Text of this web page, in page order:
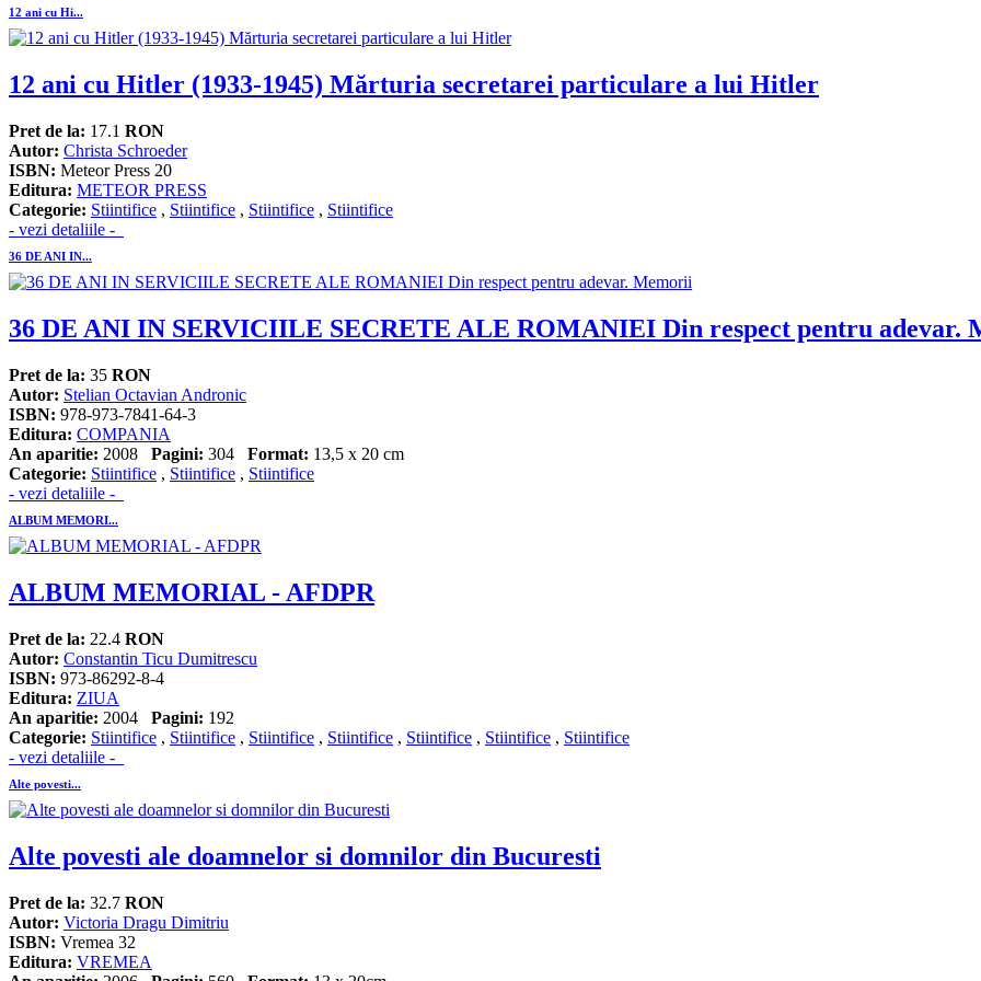
12 ani cu Hi...
12 ani cu Hitler (1933-1945) Mărturia secretarei particulare a lui Hitler
Pret de la: 17.1 RON
Autor: Christa Schroeder
ISBN: Meteor Press 20
Editura: METEOR PRESS
Categorie: Stiintifice , Stiintifice , Stiintifice , Stiintifice
- vezi detaliile -
36 DE ANI IN...
36 DE ANI IN SERVICIILE SECRETE ALE ROMANIEI Din respect pentru adevar.
Pret de la: 35 RON
Autor: Stelian Octavian Andronic
ISBN: 978-973-7841-64-3
Editura: COMPANIA
An aparitie: 2008 Pagini: 304 Format: 13,5 x 20 cm
Categorie: Stiintifice , Stiintifice , Stiintifice
- vezi detaliile -
ALBUM MEMORI...
ALBUM MEMORIAL - AFDPR
Pret de la: 22.4 RON
Autor: Constantin Ticu Dumitrescu
ISBN: 973-86292-8-4
Editura: ZIUA
An aparitie: 2004 Pagini: 192
Categorie: Stiintifice , Stiintifice , Stiintifice , Stiintifice , Stiintifice , Stiintifice , Stiintifice
- vezi detaliile -
Alte povesti...
Alte povesti ale doamnelor si domnilor din Bucuresti
Pret de la: 32.7 RON
Autor: Victoria Dragu Dimitriu
ISBN: Vremea 32
Editura: VREMEA